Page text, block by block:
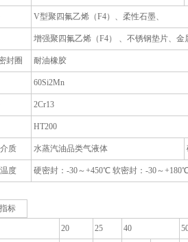
V型聚四氟乙烯（F4）、柔性石墨、
增强聚四氟乙烯（F4） 、不锈钢垫片、金
封圈 耐油橡胶
60Si2Mn
2Cr13
HT200
质 水蒸汽油品类气液体
度 硬密封：-30～+450℃ 软密封：-30～
标
20 25 40